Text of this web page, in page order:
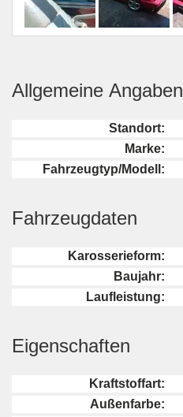
Allgemeine Angaben
Standort:
Marke:
Fahrzeugtyp/Modell:
Fahrzeugdaten
Karosserieform:
Baujahr:
Laufleistung:
Eigenschaften
Kraftstoffart:
Außenfarbe: